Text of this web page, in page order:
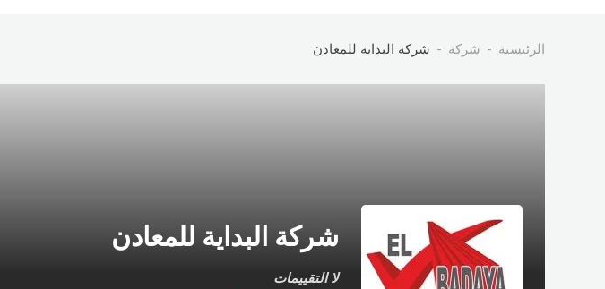
الرئيسية شركة شركة البداية للمعادن
شركة البداية للمعادن
لا التقييمات